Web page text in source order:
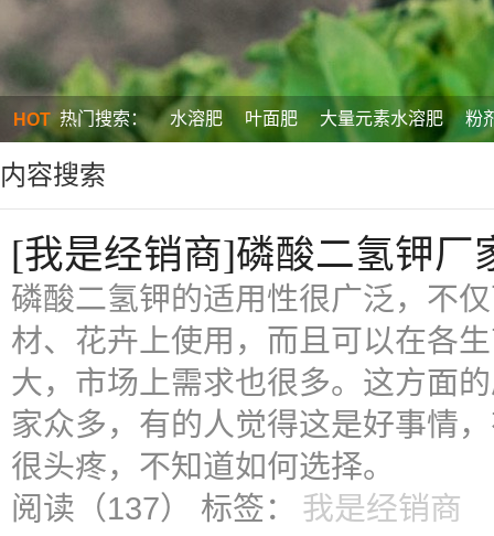
HOT 热门搜索： 水溶肥 叶面肥 大量元素水溶肥 粉
内容搜索
[我是经销商]磷酸二氢钾厂
磷酸二氢钾的适用性很广泛，不
材、花卉上使用，而且可以在各
大，市场上需求也很多。这方面
家众多，有的人觉得这是好事情
很头疼，不知道如何选择。
阅读（137） 标签： 我是经销商